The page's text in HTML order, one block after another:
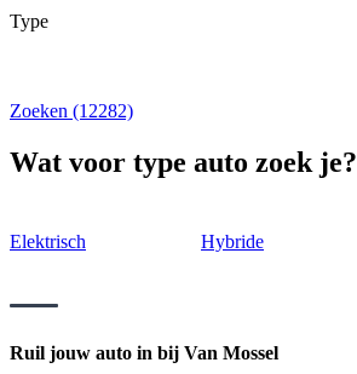
Type
Zoeken (12282)
Wat voor type auto zoek je?
Elektrisch Hybride
Ruil jouw auto in bij Van Mossel